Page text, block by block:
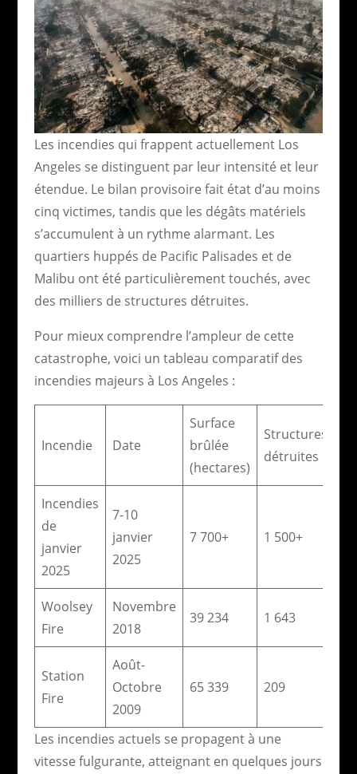
Les incendies qui frappent actuellement Los
Angeles se distinguent par leur intensité et leur
étendue. Le bilan provisoire fait état d’au moins
cinq victimes, tandis que les dégâts matériels
s’accumulent à un rythme alarmant. Les
quartiers huppés de Pacific Palisades et de
Malibu ont été particulièrement touchés, avec
des milliers de structures détruites.
Pour mieux comprendre l’ampleur de cette
catastrophe, voici un tableau comparatif des
incendies majeurs à Los Angeles :
Incendie Date
Surface
brûlée
(hectares)
Structures
détruites
Incendies
de
janvier
2025
7-10
janvier
2025
7 700+ 1 500+
Woolsey
Fire
Novembre
2018
39 234 1 643
Station
Fire
Août-
Octobre
2009
65 339 209
Les incendies actuels se propagent à une
vitesse fulgurante, atteignant en quelques jours